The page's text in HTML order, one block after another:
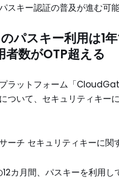
スキー認証の普及が進む可
パスキー利用は1
数がOTP超える
ラットフォーム「
ついて、セキュリティキー
ーチ セキュリティキーに関
カ月間、パスキーを利用